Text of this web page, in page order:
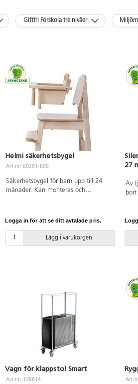
Giftfri Förskola tre nivåer
Helmi säkerhetsbygel
Art.nr: 80291-609
Säkerhetsbygel för barn upp till 24
månader. Kan monteras och
utan armstöd. Klarlackerad björk.
Logga in för att se ditt avtalade pris.
Lägg i varukorgen
27
Av
bort
ull
Vagn för klappstol Smart
Art.nr: 138614